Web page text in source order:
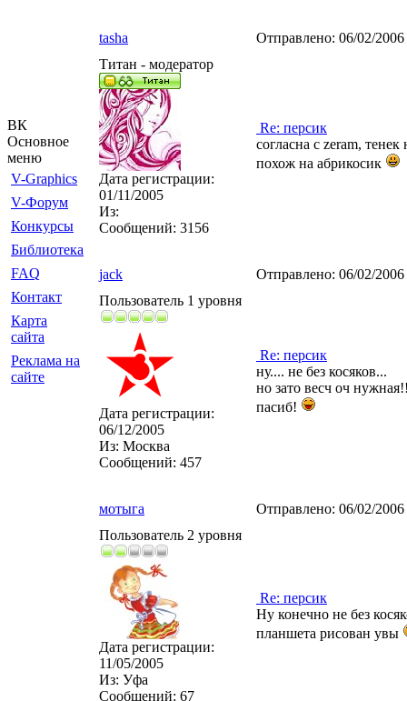
ВК
Основное
меню
V-Graphics
V-Форум
Конкурсы
Библиотека
FAQ
Контакт
Карта
сайта
Реклама на
сайте
tasha Отправлено: 06/02/
Титан - модератор
Дата регистрации:
01/11/2005
Из:
Сообщений: 3156
Re: персик
согласна с zeram, тенек
похож на абрикосик
jack Отправлено: 06/02/
Пользователь 1 уровня
Дата регистрации:
06/12/2005
Из: Москва
Сообщений: 457
Re: персик
ну.... не без косяков...
но зато весч оч
пасиб!
мотыга Отправлено: 06/02/
Пользователь 2 уровня
Дата регистрации:
11/05/2005
Из: Уфа
Сообщений: 67
Re: персик
Ну конечно не без
планшета рисован увы